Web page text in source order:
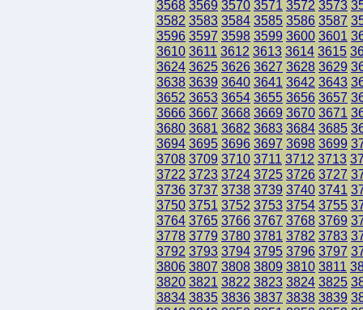
3568 3569 3570 3571 3572 3573
3582 3583 3584 3585 3586 3587
3596 3597 3598 3599 3600 3601
3610 3611 3612 3613 3614 3615
3624 3625 3626 3627 3628 3629
3638 3639 3640 3641 3642 3643
3652 3653 3654 3655 3656 3657
3666 3667 3668 3669 3670 3671
3680 3681 3682 3683 3684 3685
3694 3695 3696 3697 3698 3699
3708 3709 3710 3711 3712 3713
3722 3723 3724 3725 3726 3727
3736 3737 3738 3739 3740 3741
3750 3751 3752 3753 3754 3755
3764 3765 3766 3767 3768 3769
3778 3779 3780 3781 3782 3783
3792 3793 3794 3795 3796 3797
3806 3807 3808 3809 3810 3811
3820 3821 3822 3823 3824 3825
3834 3835 3836 3837 3838 3839